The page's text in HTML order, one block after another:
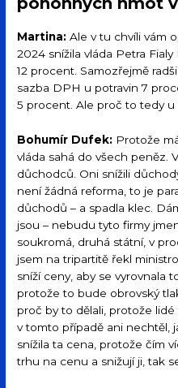
Martina: Ale v tu chvíli vám
2024 snížila vláda Petra
12 procent. Samozřejmě
sazba DPH u potravin 7
5 procent. Ale proč to tedy u
Bohumír Dufek: Protože
vláda sahá do všech peněz.
důchodců. Oni snížili
není žádná reforma, to je
důchodů – a spadla klec.
jsou – nebudu tyto firmy
soukromá, druhá státní, v
jsem na tripartitě řekl
sníží ceny, aby se vyrovnala
protože to bude obrovský
proč by to dělali, protože
v tomto případě ani nechtěl,
snížila ta cena, protože čím
trhu na cenu a snižují ji, tak